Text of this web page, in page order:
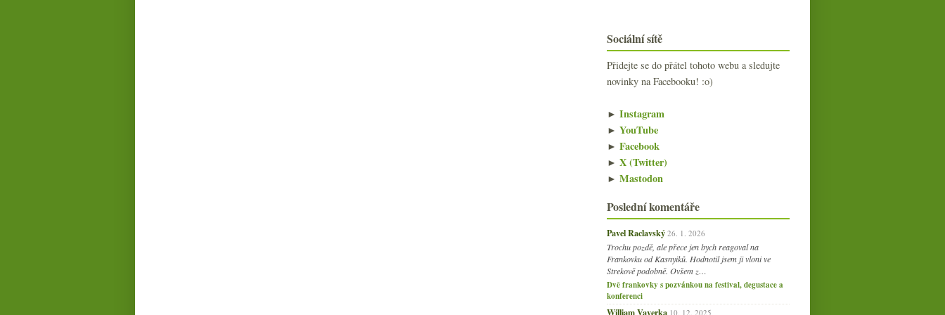
Sociální sítě
Přidejte se do přátel tohoto webu a sledujte
novinky na Facebooku! :o)
► Instagram
► YouTube
► Facebook
► X (Twitter)
► Mastodon
Poslední komentáře
Pavel Raclavský 26. 1. 2026
Trochu pozdě, ale přece jen bych reagoval na
Frankovku od Kasnyiků. Hodnotil jsem ji vloni ve
Strekově podobně. Ovšem z…
Dvě frankovky s pozvánkou na festival, degustace a
konferenci
William Vaverka 10. 12. 2025